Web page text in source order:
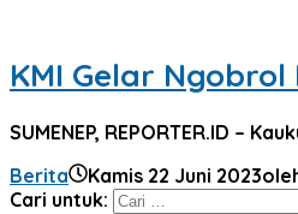
KMI Gelar
SUMENEP, REPORTER.ID –
Berita
Kamis 22 Juni 2023
Cari untuk: